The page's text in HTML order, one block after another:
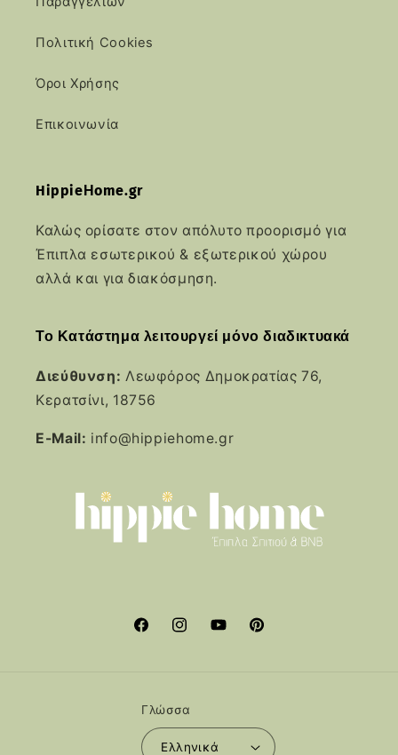
Πολιτική Cookies
Όροι Χρήσης
Επικοινωνία
HippieΗome.gr
Καλώς ορίσατε στον απόλυτο προορισμό για
Έπιπλα εσωτερικού & εξωτερικού χώρου
αλλά και για διακόσμηση.
Το Κατάστημα λειτουργεί μόνο διαδικτυακά
Διεύθυνση: Λεωφόρος Δημοκρατίας 76,
Κερατσίνι, 18756
E-Mail: info@hippiehome.gr
FacebookInstagramYouTubePinterest
Γλώσσα
Ελληνικά